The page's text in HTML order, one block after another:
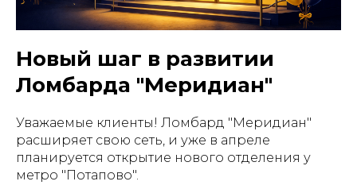
Новый шаг в развитии
Ломбарда "Меридиан"
Уважаемые клиенты! Ломбард "Меридиан"
расширяет свою сеть, и уже в апреле
планируется открытие нового отделения у
метро "Потапово".